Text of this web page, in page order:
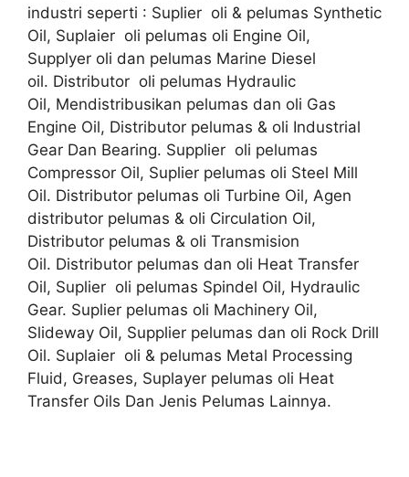
industri seperti : Suplier oli & pelumas Synthetic
Oil, Suplaier oli pelumas oli Engine Oil,
Supplyer oli dan pelumas Marine Diesel
oil. Distributor oli pelumas Hydraulic
Oil, Mendistribusikan pelumas dan oli Gas
Engine Oil, Distributor pelumas & oli Industrial
Gear Dan Bearing. Supplier oli pelumas
Compressor Oil, Suplier pelumas oli Steel Mill
Oil. Distributor pelumas oli Turbine Oil, Agen
distributor pelumas & oli Circulation Oil,
Distributor pelumas & oli Transmision
Oil. Distributor pelumas dan oli Heat Transfer
Oil, Suplier oli pelumas Spindel Oil, Hydraulic
Gear. Suplier pelumas oli Machinery Oil,
Slideway Oil, Supplier pelumas dan oli Rock Drill
Oil. Suplaier oli & pelumas Metal Processing
Fluid, Greases, Suplayer pelumas oli Heat
Transfer Oils Dan Jenis Pelumas Lainnya.